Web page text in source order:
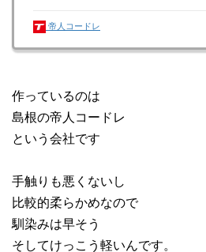
帝人コードレ
作っているのは
島根の帝人コードレ
という会社です
手触りも悪くないし
比較的柔らかめなので
馴染みは早そう
そしてけっこう軽いんです。